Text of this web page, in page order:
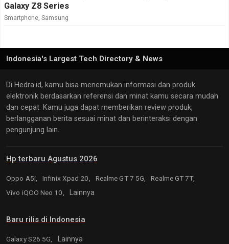
Galaxy Z8 Series
Smartphone Samsung
Indonesia's Largest Tech Directory & News
Di Hedra.id, kamu bisa menemukan informasi dan produk
elektronik berdasarkan referensi dan minat kamu secara mudah
dan cepat. Kamu juga dapat memberikan review produk,
berlangganan berita sesuai minat dan berinteraksi dengan
pengunjung lain.
Hp terbaru Agustus 2026
Oppo A5i, Infinix Xpad 20, Realme GT 7 5G,
Realme GT 7T,
Vivo iQOO Neo 10,
Lainnya
Baru rilis di Indonesia
Galaxy S26 5G, Lainnya